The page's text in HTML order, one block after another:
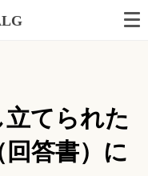
てられた
答書）に